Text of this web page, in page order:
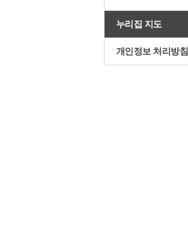
누리집 지도
개인정보 처리방침